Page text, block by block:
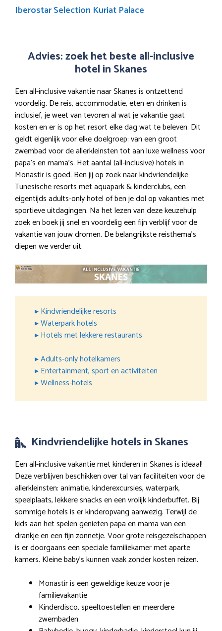
Iberostar Selection Kuriat Palace
Advies: zoek het beste all-inclusive
hotel in Skanes
Een all-inclusive vakantie naar Skanes is ontzettend
voordelig. De reis, accommodatie, eten en drinken is
inclusief, je weet van tevoren al wat je vakantie gaat
kosten en er is op het resort elke dag wat te beleven. Dit
geldt eigenlijk voor elke doelgroep: van een groot
zwembad voor de allerkleinsten tot aan luxe wellness voor
papa’s en mama’s. Het aantal (all-inclusive) hotels in
Monastir is goed. Ben jij op zoek naar kindvriendelijke
Tunesische resorts met aquapark & kinderclubs, een
eigentijds adults-only hotel of ben je dol op vakanties met
sportieve uitdagingen. Na het lezen van deze keuzehulp
zoek en boek jij snel en voordelig een fijn verblijf voor de
vakantie van jouw dromen. De belangrijkste reisthema’s
diepen we verder uit.
▸ Kindvriendelijke resorts
▸ Waterpark hotels
▸ Hotels met lekkere restaurants
▸ Adults-only hotelkamers
▸ Entertainment, sport en activiteiten
▸ Wellness-hotels
Kindvriendelijke hotels in Skanes
Een all-inclusive vakantie met kinderen in Skanes is ideaal!
Deze verblijven beschikken over tal van faciliteiten voor de
allerkleinsten: animatie, kinderexcursies, waterpark,
speelplaats, lekkere snacks en een vrolijk kinderbuffet. Bij
sommige hotels is er kinderopvang aanwezig. Terwijl de
kids aan het spelen genieten papa en mama van een
drankje en een fijn zonnetje. Voor grote reisgezelschappen
is er doorgaans een speciale familiekamer met aparte
kamers. Kleine baby’s kunnen vaak zonder kosten reizen.
Monastir is een geweldige keuze voor je
familievakantie
Kinderdisco, speeltoestellen en meerdere
zwembaden